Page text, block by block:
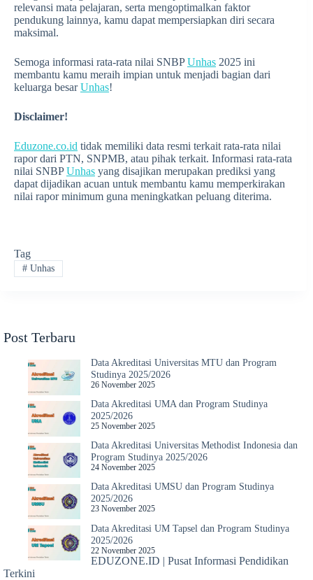
relevansi mata pelajaran, serta mengoptimalkan faktor
pendukung lainnya, kamu dapat mempersiapkan diri secara
maksimal.
Semoga informasi rata-rata nilai SNBPUnhas 2025 ini
membantu kamu meraih impian untuk menjadi bagian dari
keluarga besarUnhas!
Disclaimer!
Eduzone.co.id tidak memiliki data resmi terkait rata-rata nilai
rapor dari PTN, SNPMB, atau pihak terkait. Informasi rata-rata
nilai SNBPUnhas yang disajikan merupakan prediksi yang
dapat dijadikan acuan untuk membantu kamu memperkirakan
nilai rapor minimum guna meningkatkan peluang diterima.
Tag
#Unhas
Post Terbaru
Data Akreditasi Universitas MTU dan Program
Studinya 2025/2026
26 November 2025
Data Akreditasi UMA dan Program Studinya
2025/2026
25 November 2025
Data Akreditasi Universitas Methodist Indonesia dan
Program Studinya 2025/2026
24 November 2025
Data Akreditasi UMSU dan Program Studinya
2025/2026
23 November 2025
Data Akreditasi UM Tapsel dan Program Studinya
2025/2026
22 November 2025
EDUZONE.ID | Pusat Informasi Pendidikan
Terkini